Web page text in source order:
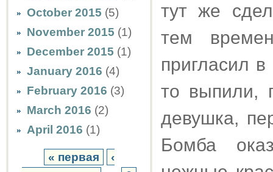
October 2015 (5)
November 2015 (1)
December 2015 (1)
January 2016 (4)
February 2016 (3)
March 2016 (2)
April 2016 (1)
« первая
‹
тут же
тем
пригласил
то выпили,
девушка,
Бомба